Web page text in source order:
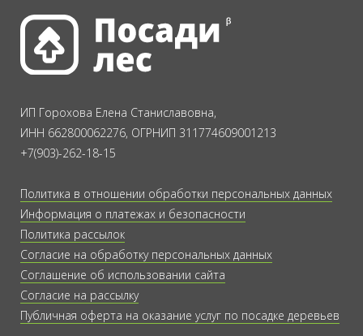
ИП Горохова Елена Станиславовна,
ИНН 662800062276, ОГРНИП 311774609001213
+7(903)-262-18-15
Политика в отношении обработки персональных данных
Информация о платежах и безопасности
Политика рассылок
Согласие на обработку персональных данных
Соглашение об использовании сайта
Согласие на рассылку
Публичная оферта на оказание услуг по посадке деревьев